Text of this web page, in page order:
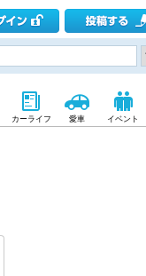
カーライフ 愛車 イベント